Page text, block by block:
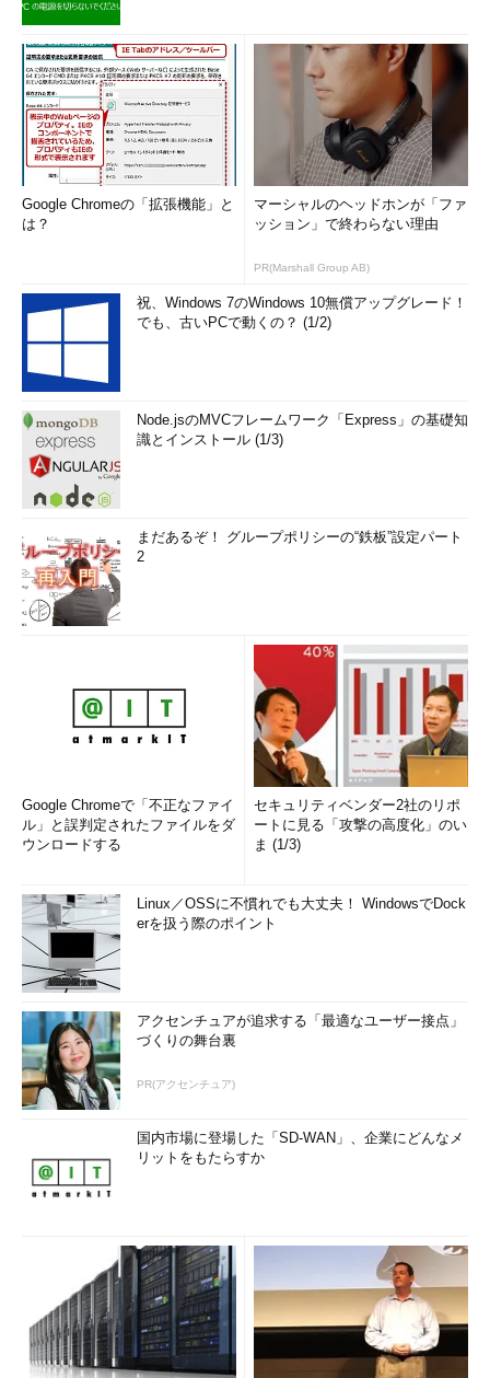
Google Chromeの「拡張機能」と
は？
マーシャルのヘッドホンが「ファ
ッション」で終わらない理由
PR(Marshall Group AB)
祝、Windows 7のWindows 10無償アップグレード！
でも、古いPCで動くの？ (1/2)
Node.jsのMVCフレームワーク「Express」の基礎知
識とインストール (1/3)
まだあるぞ！ グループポリシーの“鉄板”設定パート
2
Google Chromeで「不正なファイ
ル」と誤判定されたファイルをダ
ウンロードする
セキュリティベンダー2社のリポ
ートに見る「攻撃の高度化」のい
ま (1/3)
Linux／OSSに不慣れでも大丈夫！ WindowsでDock
erを扱う際のポイント
アクセンチュアが追求する「最適なユーザー接点」
づくりの舞台裏
PR(アクセンチュア)
国内市場に登場した「SD-WAN」、企業にどんなメ
リットをもたらすか